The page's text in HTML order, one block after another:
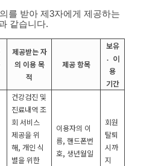
를 받아 제3자에게 제공하는
같습니다.
제공받는 자
의 이용 목
적
제공 항목
보유
이〮
용
기간
건강검진 및
진료내역 조
회 서비스
제공을 위
해,개인 식
별을 위한
이용자의 이
름,핸드폰번
호, 생년월일
회원
탈퇴
시까
지